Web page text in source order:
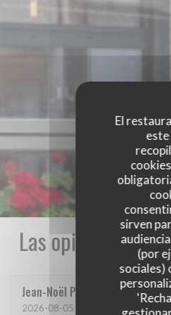
El
este
sirven
(por
sociales)
Las opiniones de
Jean-Noël P
2026-08-05 - 20:45 - Invitados 2